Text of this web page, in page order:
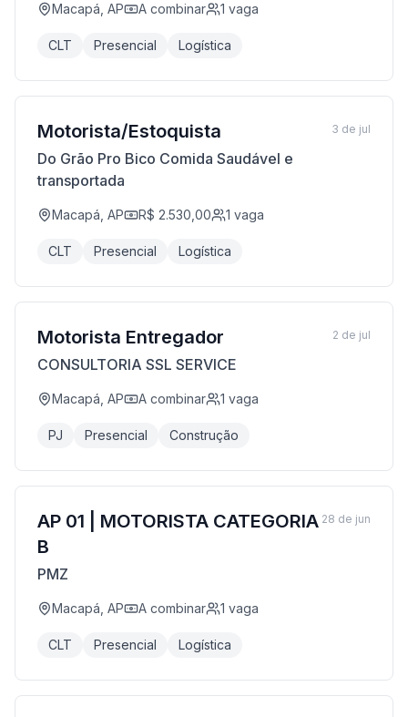
Macapá, AP A combinar 1 vaga
CLT Presencial Logística
Motorista/Estoquista
Do Grão Pro Bico Comida Saudável e
transportada
Macapá, AP R$ 2.530,00 1 vaga
CLT Presencial Logística
3 de jul
Motorista Entregador
CONSULTORIA SSL SERVICE
Macapá, AP A combinar 1 vaga
PJ Presencial Construção
2 de jul
AP 01 | MOTORISTA CATEGORIA
B
PMZ
Macapá, AP A combinar 1 vaga
CLT Presencial Logística
28 de jun